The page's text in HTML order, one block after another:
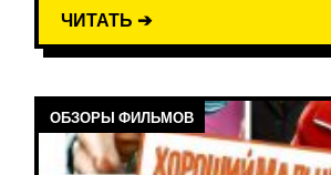
ЧИТАТЬ ➔
ОБЗОРЫ ФИЛЬМОВ